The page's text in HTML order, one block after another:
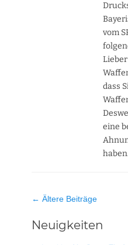
vom
dass
eine
Beitrag-
← Ältere Beiträge
Neuigkeiten